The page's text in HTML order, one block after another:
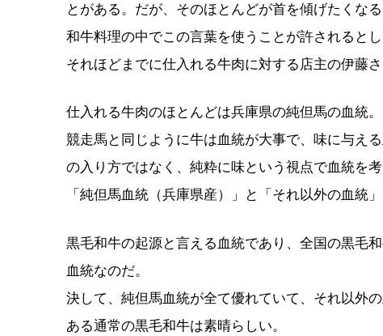
とがある。だが、そのほとんどが首を傾げたくなる
和牛料理の中でこの言葉を使うことが許されると
それほどまでに仕入れる牛肉に対する店主の伊藤
仕入れる牛肉のほとんどは兵庫県の純但馬の血統。
競走馬と同じように牛は血統が大事で、味に与え
の入り方ではなく、純粋に味という視点で血統を
「純但馬血統（兵庫県産）」と「それ以外の血統
黒毛和牛の起源と言える血統であり、全国の黒毛
血統なのだ。
決して、純但馬血統が全て優れていて、それ以外
ある通常の黒毛和牛は素晴らしい。